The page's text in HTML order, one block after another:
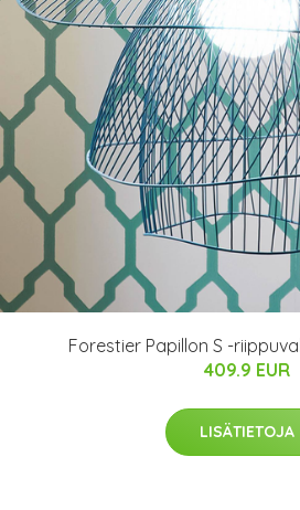
Forestier Papillon S -
409.9 EUR
LISÄTIETOJA